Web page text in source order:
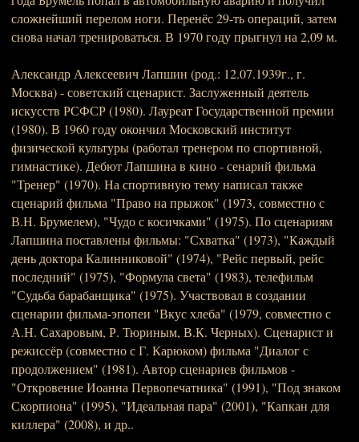
сложнейший перелом ноги. Перенёс 29-ть операций, затем
снова начал тренироваться. В 1970 году прыгнул на 2,09 м.
Александр Алексеевич Лапшин (род.: 12.07.1939г., г.
Москва) - советский сценарист. Заслуженный деятель
искусств РСФСР (1980). Лауреат Государственной премии
(1980). В 1960 году окончил Московский институт
физической культуры (работал тренером по спортивной,
гимнастике). Дебют Лапшина в кино - сенарий фильма
"Тренер" (1970). На спортивную тему написал также
сценарий фильма "Право на прыжок" (1973, совместно с
В.Н. Брумелем), "Чудо с косичками" (1975). По сценариям
Лапшина поставлены фильмы: "Схватка" (1973), "Каждый
день доктора Калинниковой" (1974), "Рейс первый, рейс
последний" (1975), "Формула света" (1983), телефильм
"Судьба барабанщика" (1975). Участвовал в создании
сценарии фильма-эпопеи "Вкус хлеба" (1979, совместно с
А.Н. Сахаровым, Р. Тюриным, В.К. Черных). Сценарист и
режиссёр (совместно с Г. Карюком) фильма "Диалог с
продолжением" (1981). Автор сценариев фильмов -
"Откровение Иоанна Первопечатника" (1991), "Под знаком
Скорпиона" (1995), "Идеальная пара" (2001), "Капкан для
киллера" (2008), и др..